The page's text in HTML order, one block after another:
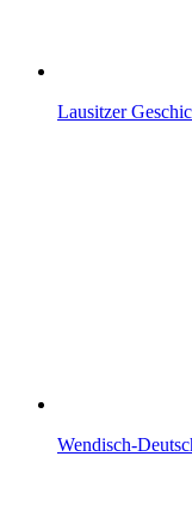
Lausitzer
Wendisch-